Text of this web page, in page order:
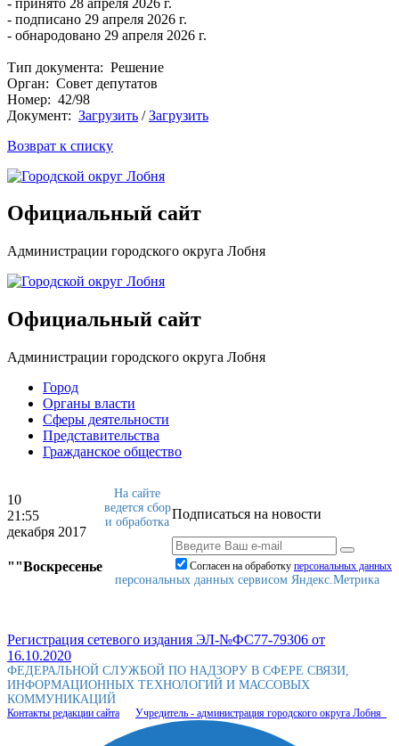
- подписано 29 апреля 2026 г.
- обнародовано 29 апреля 2026 г.
Тип документа: Решение
Орган: Совет депутатов
Номер: 42/98
Документ: Загрузить /Загрузить
Возврат к списку
Официальный сайт
Администрации городского округа Лобня
Официальный сайт
Администрации городского округа Лобня
Город
Органы власти
Сферы деятельности
Представительства
Гражданское общество
10
21:55
декабря 2017
""Воскресенье
Подписаться на новости
Согласен на обработку персональныx данных
На сайте
ведется сбор
и обработка
персональных данных сервисом Яндекс.Метрика
Регистрация сетевого издания ЭЛ-№ФС77-79306 от
16.10.2020
ФЕДЕРАЛЬНОЙ СЛУЖБОЙ ПО НАДЗОРУ В СФЕРЕ СВЯЗИ,
ИНФОРМАЦИОННЫХ ТЕХНОЛОГИЙ И МАССОВЫХ
КОММУНИКАЦИЙ
Контакты редакции сайта Учредитель - администрация городского округа Лобня